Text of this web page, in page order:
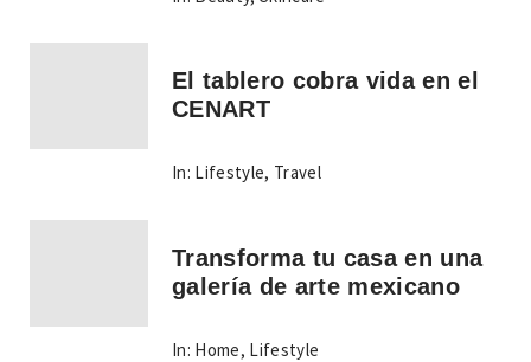
El tablero cobra vida en el
CENART
In: Lifestyle, Travel
Transforma tu casa en una
galería de arte mexicano
In: Home, Lifestyle